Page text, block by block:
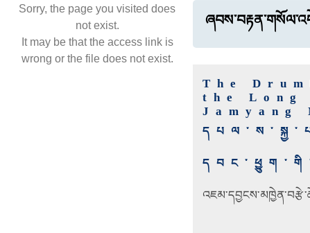
Sorry, the page you visited does
not exist.
It may be that the access link is
wrong or the file does not exist.
The
the
Jamyang